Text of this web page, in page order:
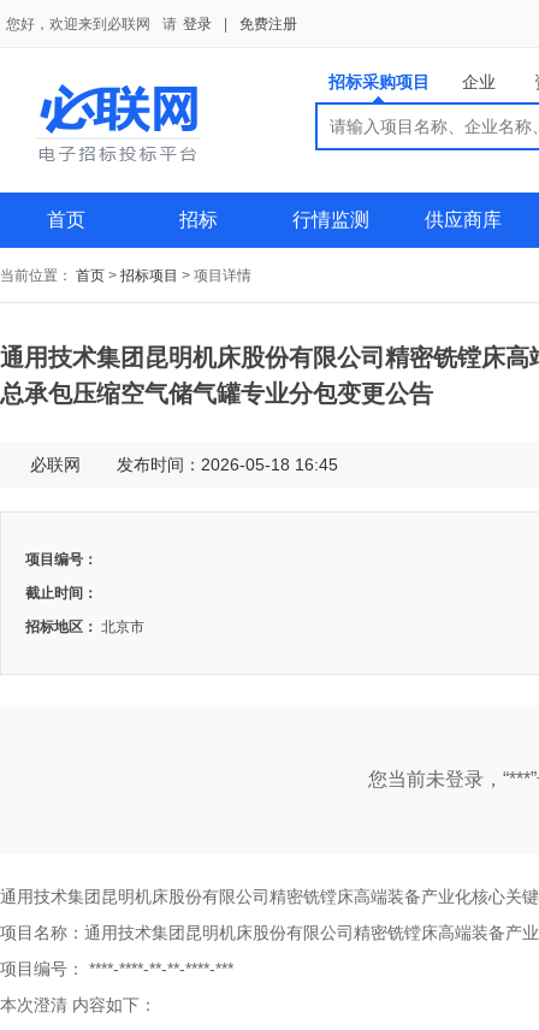
您好，欢迎来到必联网 请 登录 免费注册
招标采购项目 企业
首页 招标 行情监测 供应商库
当前位置： 首页 > 招标项目 > 项目详情
通用技术集团昆明机床股份有限公司精密铣镗床
总承包压缩空气储气罐专业分包变更公告
必联网 发布时间：2026-05-18 16:45
项目编号：
截止时间：
招标地区： 北京市
您当前未登录，
通用技术集团昆明机床股份有限公司精密铣镗床高端装备产业化核心关
项目名称：通用技术集团昆明机床股份有限公司精密铣镗床高端装备产
项目编号：
****-****-**-**-****-***
本次澄清 内容如下：